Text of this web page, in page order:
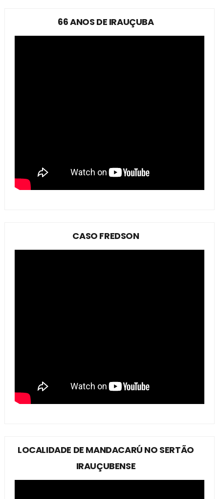
66 ANOS DE IRAUÇUBA
CASO FREDSON
LOCALIDADE DE MANDACARÚ NO SERTÃO
IRAUÇUBENSE